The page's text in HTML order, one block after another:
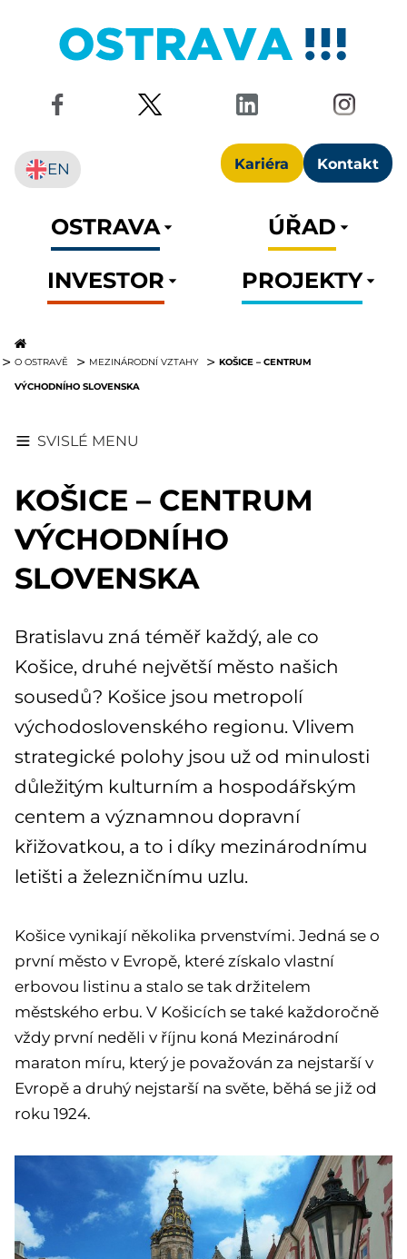
Kariéra Kontakt
EN
OSTRAVA
ÚŘAD
INVESTOR
PROJEKTY
O OSTRAVĚ MEZINÁRODNÍ VZTAHY
KOŠICE – CENTRUM
VÝCHODNÍHO SLOVENSKA
SVISLÉ MENU
KOŠICE – CENTRUM
VÝCHODNÍHO
SLOVENSKA
Bratislavu zná téměř každý, ale co
Košice, druhé největší město našich
sousedů? Košice jsou metropolí
východoslovenského regionu. Vlivem
strategické polohy jsou už od minulosti
důležitým kulturním a hospodářským
centem a významnou dopravní
křižovatkou, a to i díky mezinárodnímu
letišti a železničnímu uzlu.
Košice vynikají několika prvenstvími. Jedná se o
první město v Evropě, které získalo vlastní
erbovou listinu a stalo se tak držitelem
městského erbu. V Košicích se také každoročně
vždy první neděli v říjnu koná Mezinárodní
maraton míru, který je považován za nejstarší v
Evropě a druhý nejstarší na světe, běhá se již od
roku 1924.